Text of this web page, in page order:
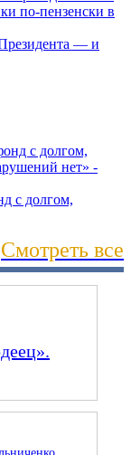
— и
с долгом,
Смотреть все